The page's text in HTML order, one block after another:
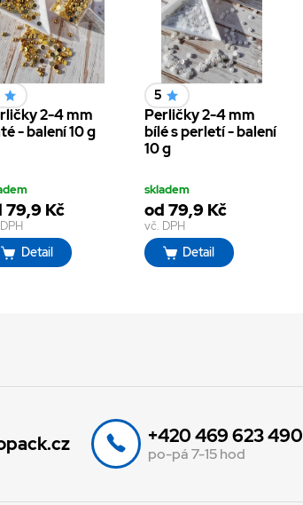
2-4 mm
- balení 10 g
79,9 Kč
Detail
5
Perličky 2-4 mm
bílé s perletí - balení
10 g
skladem
od 79,9 Kč
vč. DPH
Detail
+420 469 623 490
po-pá 7-15 hod